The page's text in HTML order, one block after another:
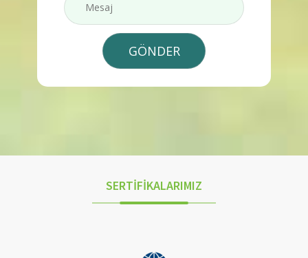
SERTİFİKALARIMIZ